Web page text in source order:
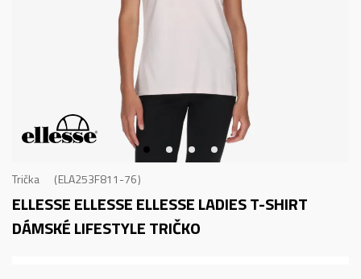
Trička ELA253F811-76
ELLESSE ELLESSE ELLESSE LADIES T-SHIRT
DÁMSKÉ LIFESTYLE TRIČKO